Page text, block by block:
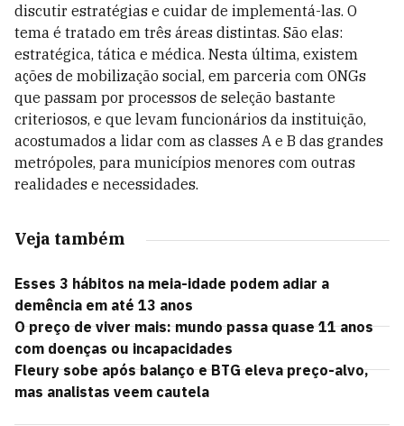
discutir estratégias e cuidar de implementá-las. O
tema é tratado em três áreas distintas. São elas:
estratégica, tática e médica. Nesta última, existem
ações de mobilização social, em parceria com ONGs
que passam por processos de seleção bastante
criteriosos, e que levam funcionários da instituição,
acostumados a lidar com as classes A e B das grandes
metrópoles, para municípios menores com outras
realidades e necessidades.
Veja também
Esses 3 hábitos na meia-idade podem adiar a
demência em até 13 anos
O preço de viver mais: mundo passa quase 11 anos
com doenças ou incapacidades
Fleury sobe após balanço e BTG eleva preço-alvo,
mas analistas veem cautela